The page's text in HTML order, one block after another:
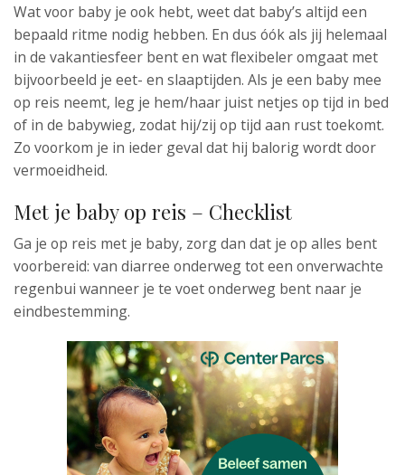
Wat voor baby je ook hebt, weet dat baby’s altijd een
bepaald ritme nodig hebben. En dus óók als jij helemaal
in de vakantiesfeer bent en wat flexibeler omgaat met
bijvoorbeeld je eet- en slaaptijden. Als je een baby mee
op reis neemt, leg je hem/haar juist netjes op tijd in bed
of in de babywieg, zodat hij/zij op tijd aan rust toekomt.
Zo voorkom je in ieder geval dat hij balorig wordt door
vermoeidheid.
Met je baby op reis – Checklist
Ga je op reis met je baby, zorg dan dat je op alles bent
voorbereid: van diarree onderweg tot een onverwachte
regenbui wanneer je te voet onderweg bent naar je
eindbestemming.